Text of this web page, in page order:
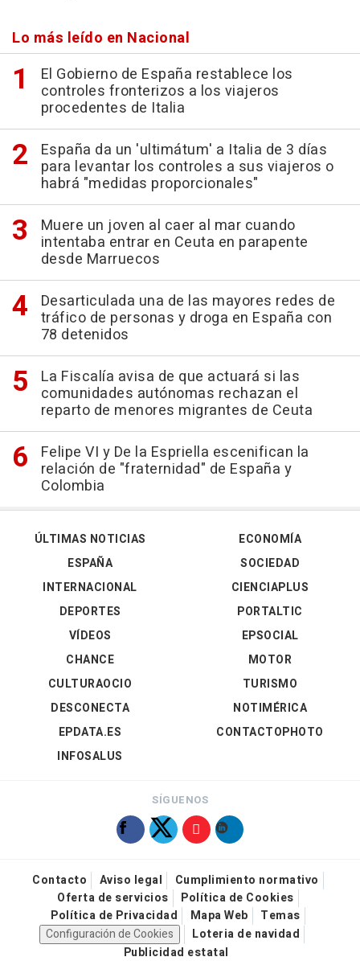
Lo más leído en Nacional
El Gobierno de España restablece los
controles fronterizos a los viajeros
procedentes de Italia
España da un 'ultimátum' a Italia de 3 días
para levantar los controles a sus viajeros o
habrá "medidas proporcionales"
Muere un joven al caer al mar cuando
intentaba entrar en Ceuta en parapente
desde Marruecos
Desarticulada una de las mayores redes de
tráfico de personas y droga en España con
78 detenidos
La Fiscalía avisa de que actuará si las
comunidades autónomas rechazan el
reparto de menores migrantes de Ceuta
Felipe VI y De la Espriella escenifican la
relación de "fraternidad" de España y
Colombia
ÚLTIMAS NOTICIAS
ESPAÑA
INTERNACIONAL
DEPORTES
VÍDEOS
ECONOMÍA
SOCIEDAD
CIENCIAPLUS
PORTALTIC
EPSOCIAL
CHANCE
CULTURAOCIO
DESCONECTA
EPDATA.ES
INFOSALUS
MOTOR
TURISMO
NOTIMÉRICA
CONTACTOPHOTO
SÍGUENOS
Contacto Aviso legal
Cumplimiento normativo
Oferta de servicios
Política de Cookies
Política de Privacidad
Mapa Web
Temas
Configuración de Cookies
Loteria de navidad
Publicidad estatal